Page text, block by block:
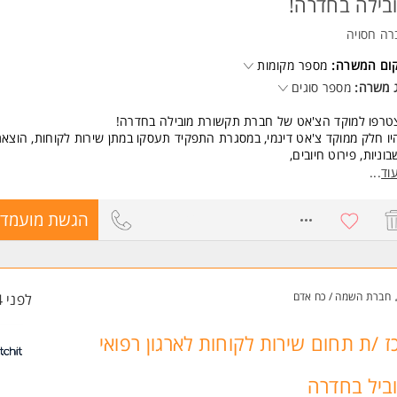
חסויה
המשרה: מספר מקומות
משרה: מספר סוגים
למוקד הצ'אט של חברת תקשורת מובילה בחדרה!
חלק ממוקד צ'אט דינמי, במסגרת התפקיד תעסקו במתן שירות לקוחות,
פירוט חיובים,
מחירים, ועוד. עם דגש על מתן שירות בחיוך:)
למוקד באוירה נעימה ותהנו מליווי מקצועי שיתן לכם/ן את כל הכלים
במוקדי שירות ומכירה יתרון!
ברמה גבוהה המשרה מיועדת לנשים ולגברים כאחד.
עוד...
הגשת
חברת השמה / כח אדם לפני 4 שעות
/ת תחום שירות לקוחות לארגון רפואי
בחדרה